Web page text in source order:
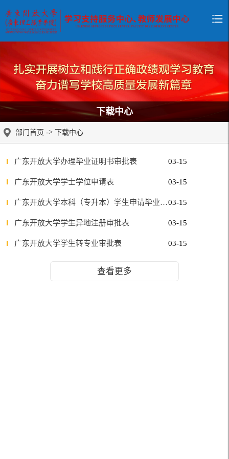
下载中心
部门首页 -> 下载中心
广东开放大学办理毕业证明书审批表 03-15
广东开放大学学士学位申请表 03-15
广东开放大学本科（专升本）学生申请毕业、学士学位承诺书03-15
广东开放大学学生异地注册审批表 03-15
广东开放大学学生转专业审批表 03-15
查看更多